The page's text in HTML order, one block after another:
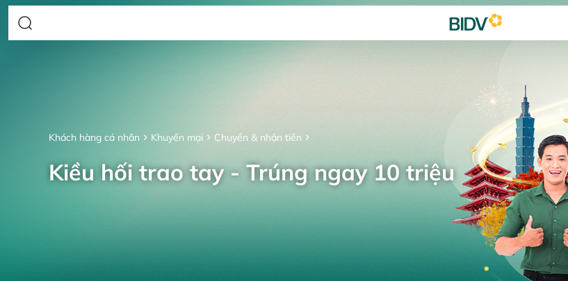
Khách hàng cá nhân Khuyến mại Chuyển & nhận tiền
Kiều hối trao tay - Trúng ngay 10 triệu